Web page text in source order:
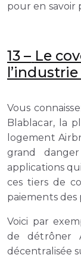
pour en savoir
13 – Le
Vous
Blablacar, la
logement
grand
applications
ces tiers de
paiements des
Voici par
de détrôner
décentralisée